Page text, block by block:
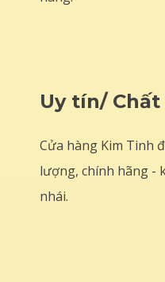
Uy tín/
Cửa hàng Kim Tinh
lượng, chính hãng -
nhái.